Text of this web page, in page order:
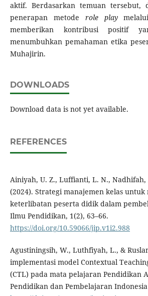
aktif. Berdasarkan temuan tersebut,
penerapan metode role play
memberikan kontribusi positif
menumbuhkan pemahaman etika
Muhajirin.
DOWNLOADS
Download data is not yet available.
REFERENCES
Ainiyah, U. Z., Luffianti, L. N., Nadhifah,
(2024). Strategi manajemen kelas
keterlibatan peserta didik dalam
Ilmu Pendidikan, 1(2), 63–66.
https://doi.org/10.59066/jip.v1i2.988
Agustiningsih, W., Luthfiyah, L., &
implementasi model Contextual
(CTL) pada mata pelajaran Pendidikan
Pendidikan dan Pembelajaran Indonesia